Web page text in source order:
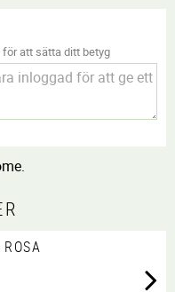
att sätta ditt betyg